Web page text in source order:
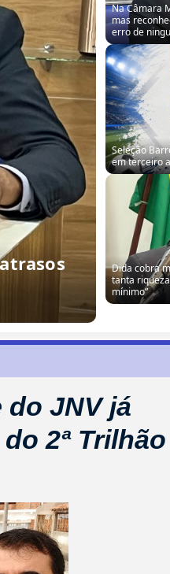
Na Câmara
mas
erro de
Seleção
em terceiro
Dida cobra
tanta
mínimo”
do JNV já
2ª Trilhão